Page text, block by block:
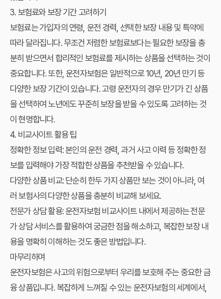
3. 보험료와 보장 기간 고려하기
보험료는 가입자의 연령, 운전 경력, 선택한 보장 내용 및 특약에
따라 달라집니다. 무조건 저렴한 보험료보다는 필요한 보장을 충
분히 받으면서 합리적인 보험료를 제시하는 상품을 선택하는 것이
중요합니다. 또한, 운전자보험은 일반적으로 10년, 20년 만기 등
다양한 보장 기간이 있습니다. 고령 운전자의 경우 만기가 긴 상품
을 선택하여 노년에도 꾸준히 보장을 받을 수 있도록 고려하는 것
이 현명합니다.
4. 비교사이트 활용 팁
정확한 정보 입력: 본인의 운전 경력, 과거 사고 이력 등 정확한 정
보를 입력해야 가장 적합한 상품을 추천받을 수 있습니다.
다양한 상품 비교: 단순히 한두 가지 상품만 보는 것이 아니라, 여
러 보험사의 다양한 상품을 충분히 비교해 보세요.
전문가 상담 활용:운전자보험 비교사이트내에서 제공하는 전문
가 상담 서비스를 활용하여 궁금한 점을 해소하고, 복잡한 보장 내
용을 명확히 이해하는 것도 좋은 방법입니다.
마무리하며
운전자보험은 사고의 위험으로부터 우리를 보호해 주는 중요한 금
융 상품입니다. 복잡하게 느껴질 수 있는 운전자보험의 세계에서,